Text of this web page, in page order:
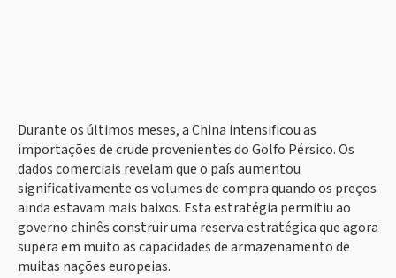
Durante os últimos meses, a China intensificou as
importações de crude provenientes do Golfo Pérsico. Os
dados comerciais revelam que o país aumentou
significativamente os volumes de compra quando os preços
ainda estavam mais baixos. Esta estratégia permitiu ao
governo chinês construir uma reserva estratégica que agora
supera em muito as capacidades de armazenamento de
muitas nações europeias.